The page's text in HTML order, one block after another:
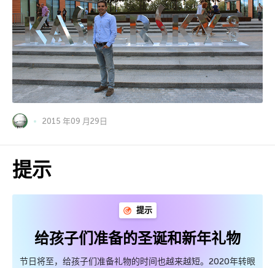
2015 年09 月29日
提示
提示
给孩子们准备的圣诞和新年礼物
节日将至，给孩子们准备礼物的时间也越来越短。2020年转眼